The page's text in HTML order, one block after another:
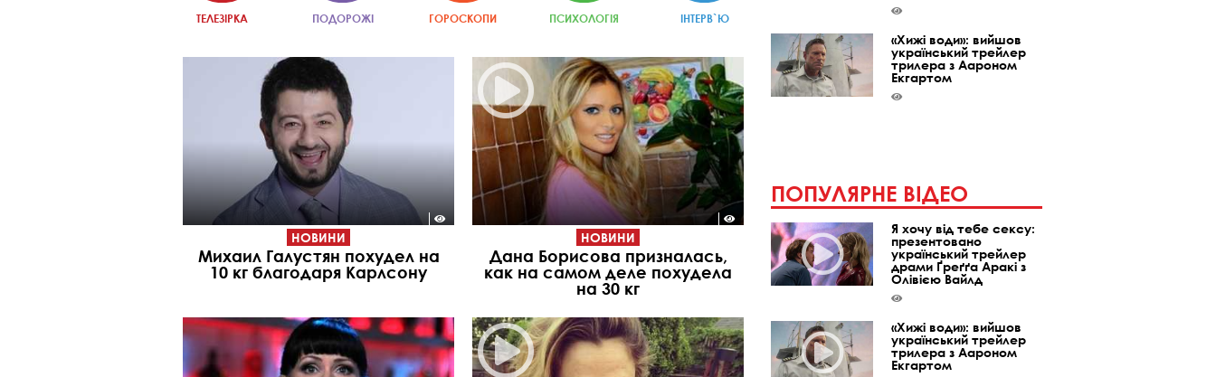
ТЕЛЕЗІРКА ПОДОРОЖІ ГОРОСКОПИ ПСИХОЛОГІЯ ІНТЕРВ`Ю
НОВИНИ
Михаил Галустян похудел на
10 кг благодаря Карлсону
НОВИНИ
Дана Борисова призналась,
как на самом деле похудела
на 30 кг
«Хижі води»: вийшов
український трейлер
трилера з Аароном
Екгартом
ПОПУЛЯРНЕ ВІДЕО
Я хочу від тебе сексу:
презентовано
український трейлер
драми Ґреґґа Аракі з
Олівією Вайлд
«Хижі води»: вийшов
український трейлер
трилера з Аароном
Екгартом